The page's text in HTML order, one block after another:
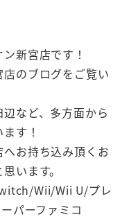
新宮店です！
のブログをご覧い
など、多方面から
す！
お持ち込み頂くお
います。
Wii/Wii U/プレ
パーファミコ